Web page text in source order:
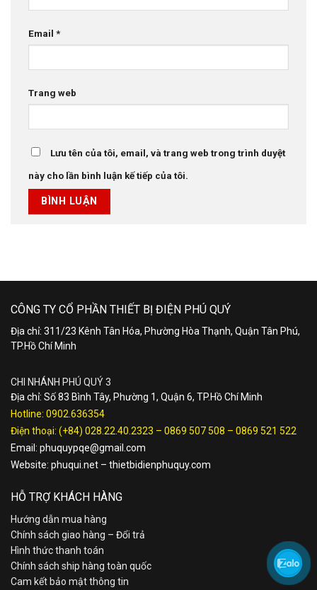
Email *
Trang web
Lưu tên của tôi, email, và trang web trong trình duyệt
này cho lần bình luận kế tiếp của tôi.
CÔNG TY CỔ PHẦN THIẾT BỊ ĐIỆN PHÚ QUÝ
Địa chỉ: 311/23 Kênh Tân Hóa, Phường Hòa Thạnh, Quận Tân Phú,
TP.Hồ Chí Minh
CHI NHÁNH PHÚ QUÝ 3
Địa chỉ: Số 83 Bình Tây, Phường 1, Quận 6, TP.Hồ Chí Minh
Hotline: 0902.636354
Điện thoại: (+84) 028.22.40.2323 – 0869 507 508 – 0869 521 522
Email: phuquypqe@gmail.com
Website: phuqui.net – thietbidienphuquy.com
HỖ TRỢ KHÁCH HÀNG
Hướng dẫn mua hàng
Chính sách giao hàng – Đổi trả
Hình thức thanh toán
Chính sách ship hàng toàn quốc
Cam kết bảo mật thông tin